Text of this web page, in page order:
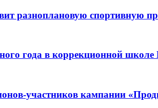
разноплановую спортивную
года в коррекционной
участников кампании